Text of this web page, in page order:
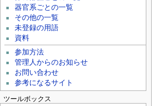
器官系ごとの一覧
その他の一覧
未登録の用語
資料
参加方法
管理人からのお知らせ
お問い合わせ
参考になるサイト
ツールボックス